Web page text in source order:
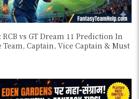
vs GT Dream 11 Prediction In
Captain, Vice Captain & Must